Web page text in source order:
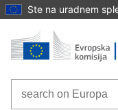
Ste na uradnem
Pojdi na vsebino
Domov - Evropska
Search on Europa